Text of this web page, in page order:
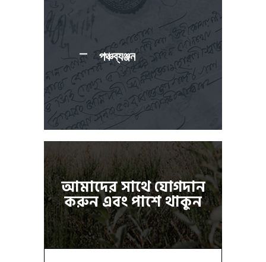
পঞ্চব্যঞ্জন
আমাদের সাথে যোগদান
করুন এবং পাশে থাকুন